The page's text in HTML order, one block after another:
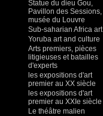
Statue du dieu Gou,
Pavillon des Sessions,
musée du Louvre
Sub-saharian Africa art
Yoruba art and culture
Arts premiers, pièces
litigieuses et batailles
d'experts
les expositions d'art
premier au XX siècle
les expositions d'art
premier au XXIe siècle
Le théâtre malien